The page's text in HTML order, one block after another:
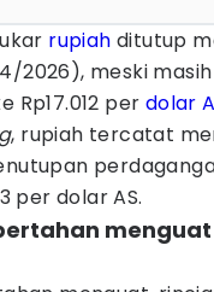
rupiah ditutup
2026), meski
Rp17.012 per dolar
, rupiah tercatat
per dolar AS.